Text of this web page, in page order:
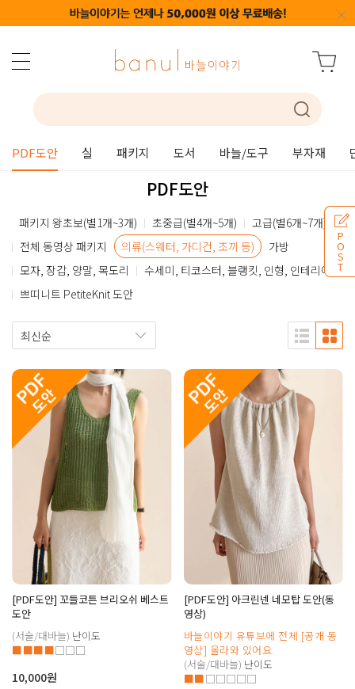
PDF도안 실 패키지 도서 바늘/도구 부자재
P
O
S
T
PDF도안
패키지 왕초보(별1개~3개) 초중급(별4개~5개)
고급(별6개~7개)
전체 동영상 패키지
의류(스웨터, 가디건, 조끼 등)
가방
모자, 장갑, 양말, 목도리
수세미, 티코스터, 블랭킷, 인형, 인테리어
쁘띠니트 PetiteKnit 도안
[PDF도안] 꼬들코튼 브리오쉬 베스트
도안
(서술/대바늘) 난이도
■■■■□□□
10,000원
[PDF도안] 아크린넨 네모탑 도안(동
영상)
바늘이야기 유튜브에 전체 [공개 동
영상] 올라와 있어요.
(서술/대바늘) 난이도
■■□□□□□